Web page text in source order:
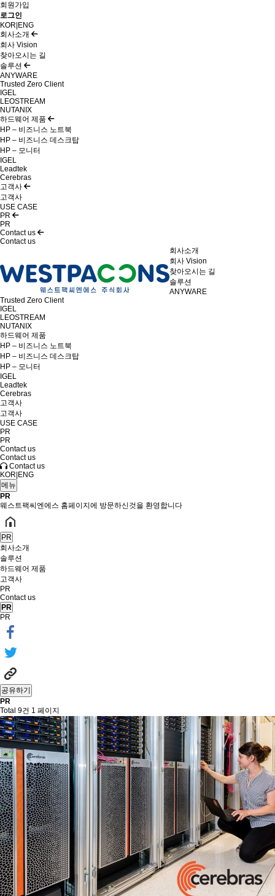
회원가입
로그인
KOR ENG
회사소개
회사 Vision
찾아오시는 길
솔루션
ANYWARE
Trusted Zero Client
IGEL
LEOSTREAM
NUTANIX
하드웨어 제품
HP – 비즈니스 노트북
HP – 비즈니스 데스크탑
HP – 모니터
IGEL
Leadtek
Cerebras
고객사
고객사
USE CASE
PR
PR
Contact us
Contact us
회사소개
회사 Vision
찾아오시는 길
솔루션
ANYWARE
Trusted Zero Client
IGEL
LEOSTREAM
NUTANIX
하드웨어 제품
HP – 비즈니스 노트북
HP – 비즈니스 데스크탑
HP – 모니터
IGEL
Leadtek
Cerebras
고객사
고객사
USE CASE
PR
PR
Contact us
Contact us
Contact us
KOR ENG
메뉴
PR
웨스트팩씨엔에스 홈페이지에 방문하신것을 환영합니다
PR
회사소개
솔루션
하드웨어 제품
고객사
PR
Contact us
PR
PR
공유하기
PR
Total 9건 1 페이지